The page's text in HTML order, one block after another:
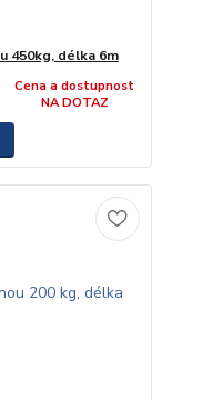
450kg, délka 6m
Cena a dostupnost
NA DOTAZ